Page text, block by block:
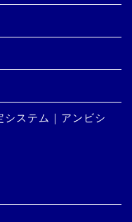
ステム｜アンビシ
ース・料金
入試志望校
アンビシャ